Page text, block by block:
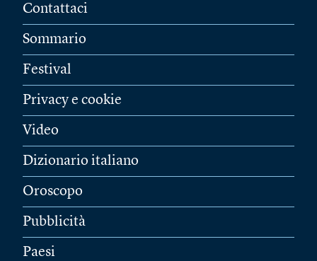
Contattaci
Sommario
Festival
Privacy e cookie
Video
Dizionario italiano
Oroscopo
Pubblicità
Paesi